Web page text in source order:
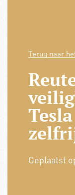
Terug naar
Geplaatst